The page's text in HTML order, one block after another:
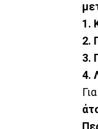
1.
2.
3.
4.